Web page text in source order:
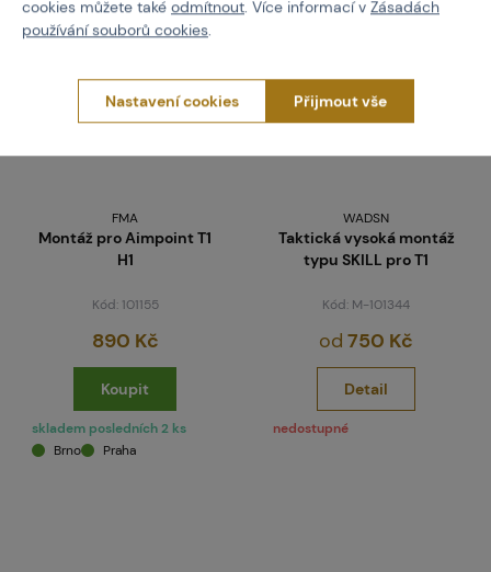
FMA
Montáž pro Aimpoint T1
H1
Kód: 101155
890 Kč
Koupit
skladem posledních 2 ks
Brno
Praha
WADSN
Taktická vysoká montáž
typu SKILL pro T1
Kód: M-101344
od 750 Kč
Detail
nedostupné
cookies můžete také odmítnout. Více informací v Zásadách
používání souborů cookies.
Nastavení cookies Přijmout vše